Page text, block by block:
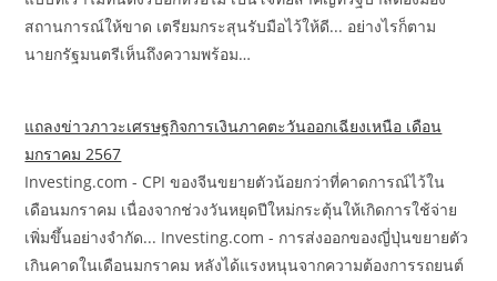
สถานการณ์ให้ขาด เตรียมกระสุนรับมือไว้ให้ดี... อย่างไรก็ตาม
นายกรัฐมนตรีเห็นถึงความพร้อม…
แถลงข่าวภาวะเศรษฐกิจการเงินภาคตะวันออกเฉียงเหนือ เดือน
มกราคม 2567
Investing.com - CPI ของจีนขยายตัวน้อยกว่าที่คาดการณ์ไว้ใน
เดือนมกราคม เนื่องจากช่วงวันหยุดปีใหม่กระตุ้นให้เกิดการใช้จ่าย
เพิ่มขึ้นอย่างจำกัด... Investing.com - การส่งออกของญี่ปุ่นขยายตัว
เกินคาดในเดือนมกราคม หลังได้แรงหนุนจากความต้องการรถยนต์